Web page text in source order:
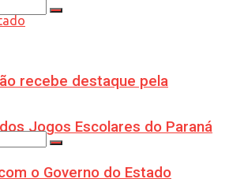
recebe destaque pela
Jogos Escolares do Paraná
o Governo do Estado